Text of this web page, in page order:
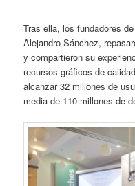
Tras ella, los fundadores
Alejandro Sánchez,
y compartieron su
recursos gráficos de
alcanzar 32 millones de
media de 110 millones de